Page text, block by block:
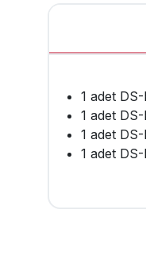
1 adet
1 adet
1 adet
1 adet